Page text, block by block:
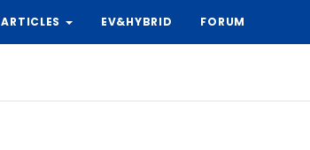
ARTICLES EV&HYBRID FORUM